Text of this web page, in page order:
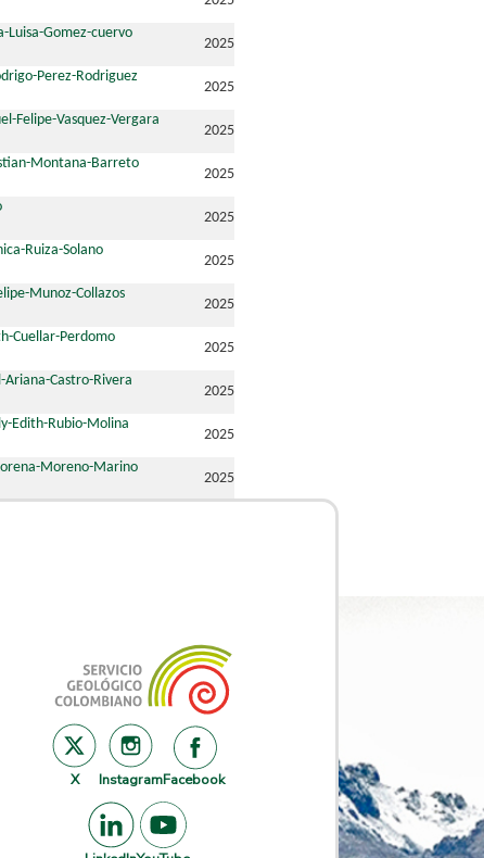
Luisa-Gomez-cuervo
2025
Perez-Rodriguez
2025
Felipe-Vasquez-Vergara
2025
Montana-Barreto
2025
2025
Ruiza-Solano
2025
Munoz-Collazos
2025
Cuellar-Perdomo
2025
Ariana-Castro-Rivera
2025
Edith-Rubio-Molina
2025
Moreno-Marino
2025
X InstagramFacebook